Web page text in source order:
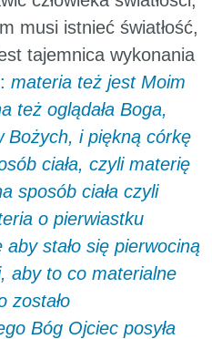
musi istnieć światłość,
tajemnica wykonania
materia też jest Moim
też oglądała Boga,
Bożych, i piękną córkę
ciała, czyli materię
sposób ciała czyli
o pierwiastku
stało się pierwociną
aby to co materialne
zostało
Bóg Ojciec posyła